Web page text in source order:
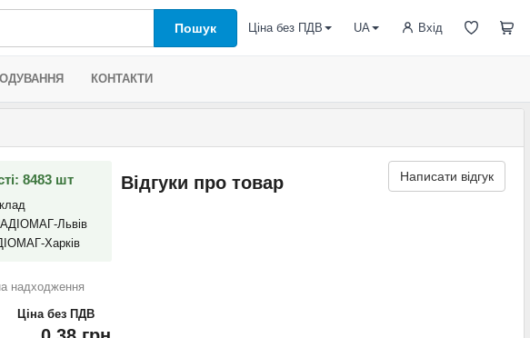
Пошук Вхід
Ціна без ПДВ UA
КОНТАКТИ
8483 шт
Львів
Харків
надходження
Ціна без ПДВ
Відгуки про товар Написати відгук